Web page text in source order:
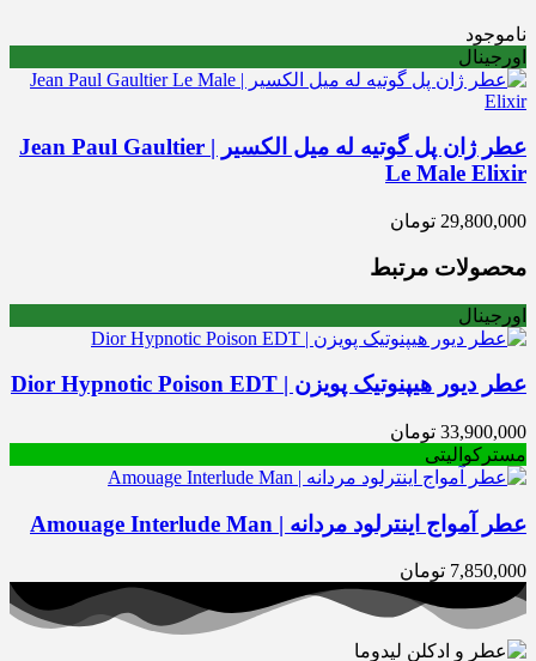
ناموجود
اورجینال
عطر ژان پل گوتیه له میل الکسیر | Jean Paul Gaultier
Le Male Elixir
29,800,000 تومان
محصولات مرتبط
اورجینال
عطر دیور هیپنوتیک پویزن | Dior Hypnotic Poison EDT
33,900,000 تومان
مسترکوالیتی
عطر آمواج اینترلود مردانه | Amouage Interlude Man
7,850,000 تومان